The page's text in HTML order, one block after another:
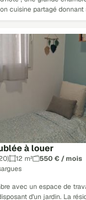
cuisine partagé donnant
à louer
12 m²
550 € / mois
avec un espace de
d'un jardin. La